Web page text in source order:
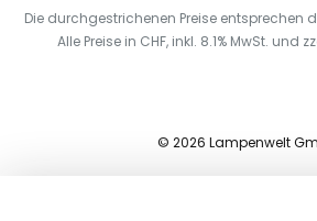
Die durchgestrichenen Preise entsprechen
Alle Preise in CHF, inkl. 8.1% MwSt. und
© 2026 Lampenwelt